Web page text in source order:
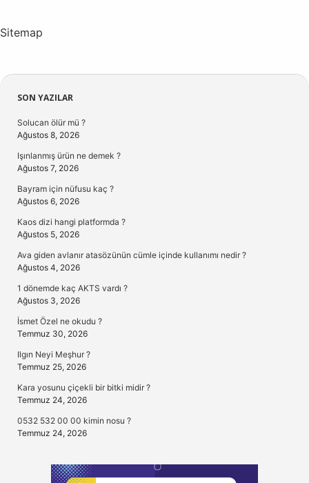
Sitemap
Sidebar
SON YAZILAR
Solucan ölür mü ?
Ağustos 8, 2026
Işınlanmış ürün ne demek ?
Ağustos 7, 2026
Bayram için nüfusu kaç ?
Ağustos 6, 2026
Kaos dizi hangi platformda ?
Ağustos 5, 2026
Ava giden avlanır atasözünün cümle içinde kullanımı nedir ?
Ağustos 4, 2026
1 dönemde kaç AKTS vardı ?
Ağustos 3, 2026
İsmet Özel ne okudu ?
Temmuz 30, 2026
Ilgın Neyi Meşhur ?
Temmuz 25, 2026
Kara yosunu çiçekli bir bitki midir ?
Temmuz 24, 2026
0532 532 00 00 kimin nosu ?
Temmuz 24, 2026